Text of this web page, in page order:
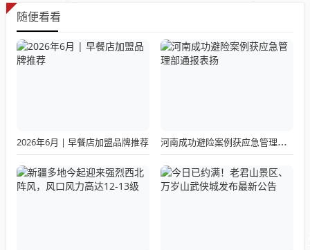
随便看看
2026年6月 | 早餐店加盟品牌推荐 河南成功避险案例获应急管理部通报表扬